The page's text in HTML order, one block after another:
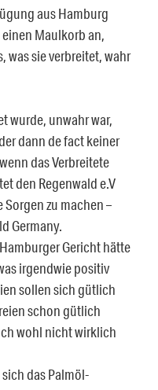
aus Hamburg
Maulkorb an,
was sie verbreitet, wahr
wurde, unwahr war,
dann de fact keiner
das Verbreitete
den Regenwald e.V
zu machen –
Germany.
Gericht hätte
irgendwie positiv
sollen sich gütlich
schon gütlich
wohl nicht wirklich
das Palmöl-